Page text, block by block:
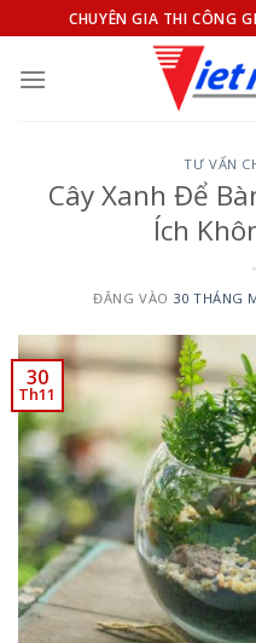
qua
nội
CHUYÊN GIA THI CÔNG
TƯ VẤN
Cây Xanh Để
Ích
ĐĂNG VÀO 30 THÁNG
30
Th11